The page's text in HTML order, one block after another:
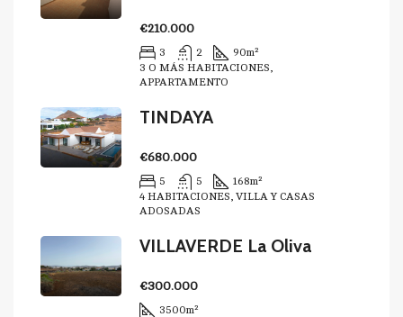
€210.000
3 2 90m²
3 O MÁS HABITACIONES,
APPARTAMENTO
TINDAYA
€680.000
5 5 168m²
4 HABITACIONES, VILLA Y CASAS
ADOSADAS
VILLAVERDE La Oliva
€300.000
3500m²